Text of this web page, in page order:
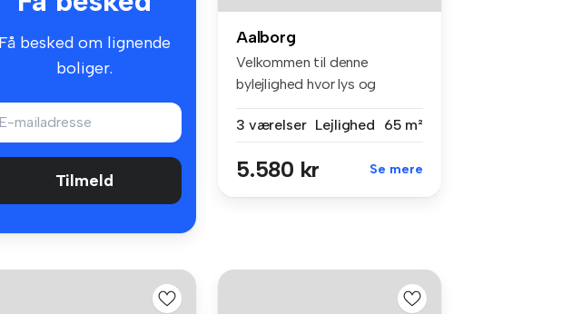
Få besked om lignende
boliger.
Tilmeld
Aalborg
Velkommen til denne
bylejlighed hvor lys og
3 værelser Lejlighed 65 m²
5.580 kr Se mere